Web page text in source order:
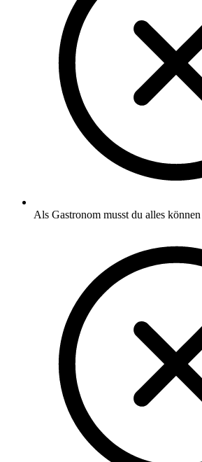
Als Gastronom musst du alles können